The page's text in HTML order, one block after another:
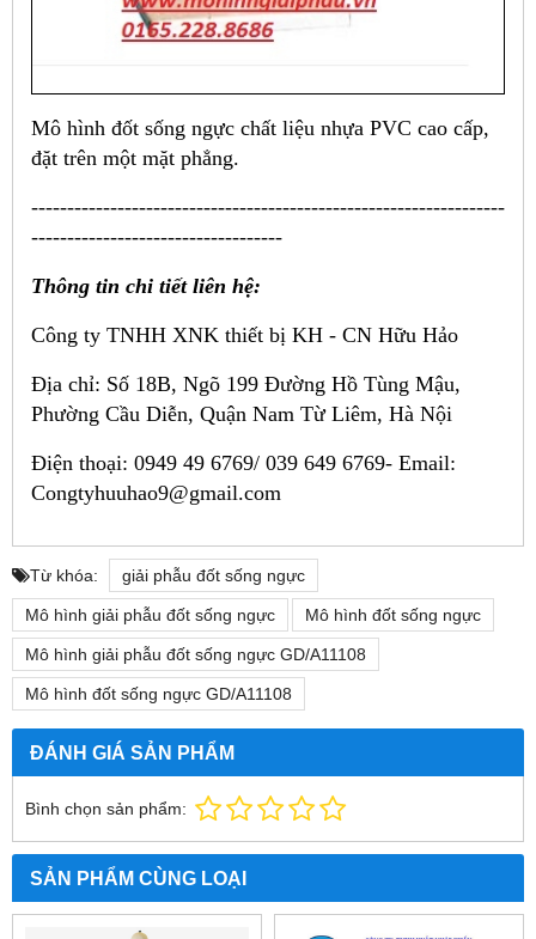
Mô hình đốt sống ngực chất liệu nhựa PVC cao cấp,
đặt trên một mặt phẳng.
------------------------------------------------------------------
-----------------------------------
Thông tin chi tiết liên hệ:
Công ty TNHH XNK thiết bị KH - CN Hữu Hảo
Địa chỉ: Số 18B, Ngõ 199 Đường Hồ Tùng Mậu,
Phường Cầu Diễn, Quận Nam Từ Liêm, Hà Nội
Điện thoại: 0949 49 6769/ 039 649 6769- Email:
Congtyhuuhao9@gmail.com
Từ khóa: giải phẫu đốt sống ngực
Mô hình giải phẫu đốt sống ngực Mô hình đốt sống ngực
Mô hình giải phẫu đốt sống ngực GD/A11108
Mô hình đốt sống ngực GD/A11108
ĐÁNH GIÁ SẢN PHẨM
Bình chọn sản phẩm:
SẢN PHẨM CÙNG LOẠI